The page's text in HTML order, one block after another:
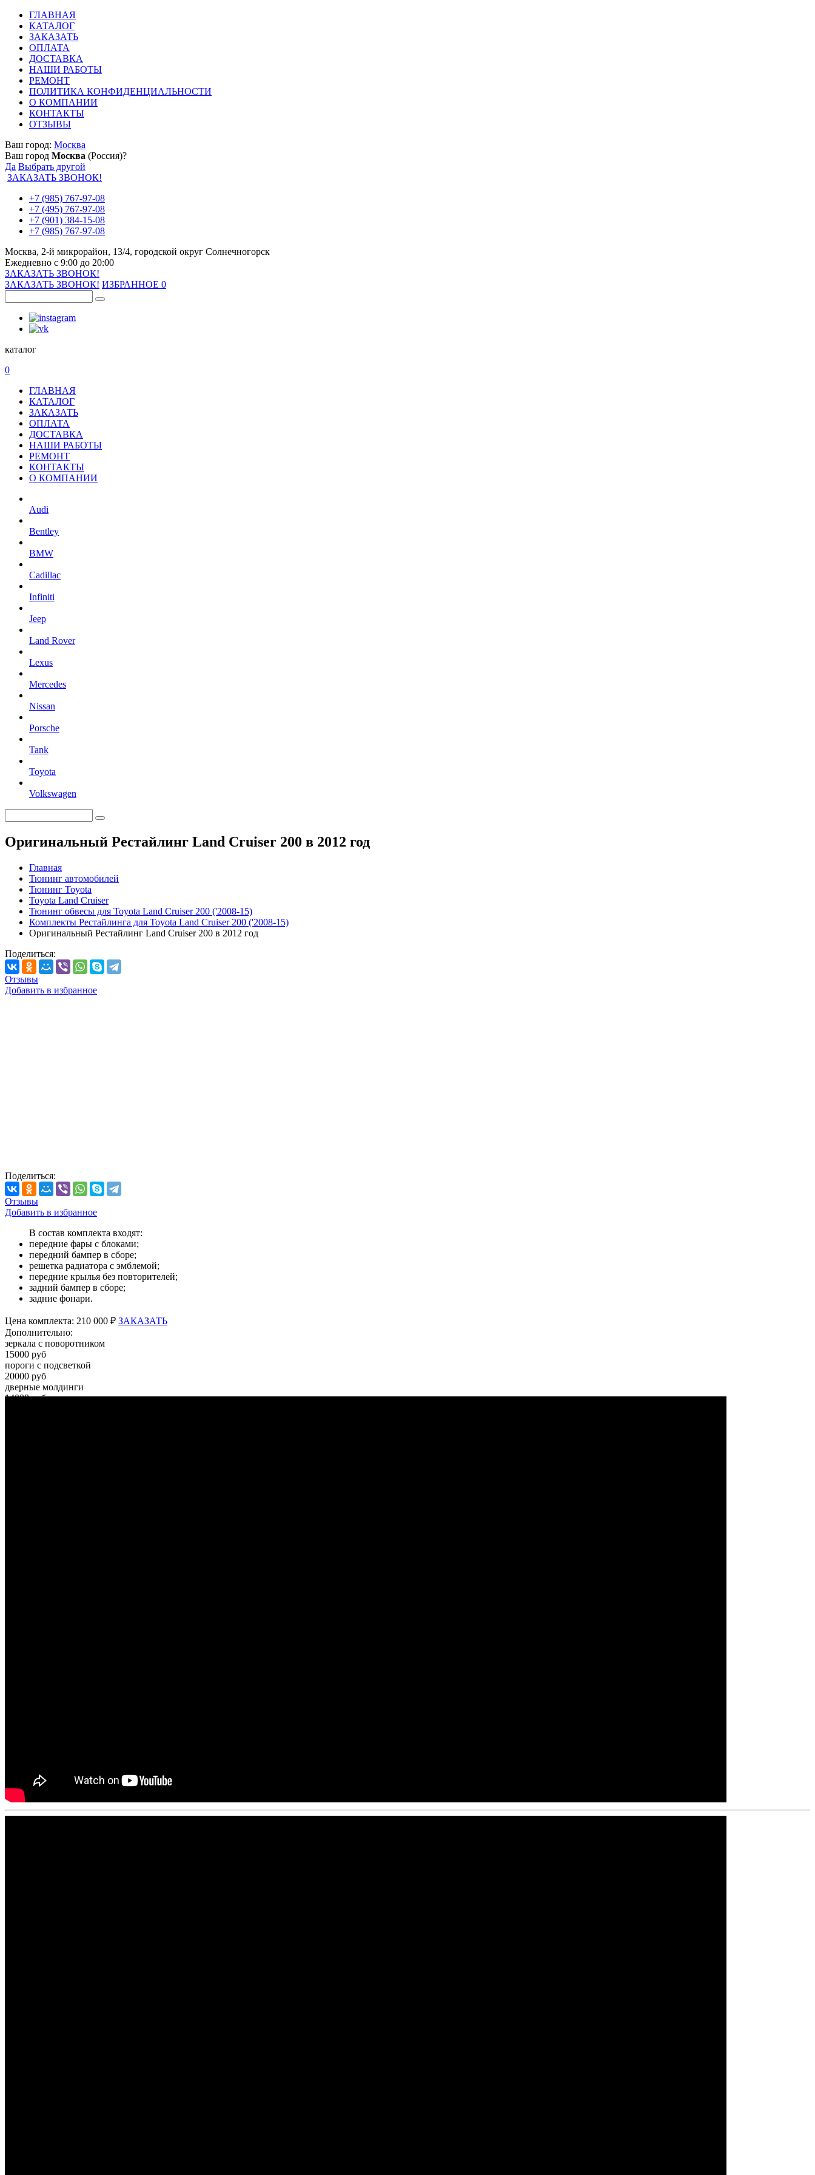
ГЛАВНАЯ
КАТАЛОГ
ЗАКАЗАТЬ
ОПЛАТА
ДОСТАВКА
НАШИ РАБОТЫ
РЕМОНТ
ПОЛИТИКА КОНФИДЕНЦИАЛЬНОСТИ
О КОМПАНИИ
КОНТАКТЫ
ОТЗЫВЫ
Ваш город: Москва
Ваш город Москва (Россия)?
Да Выбрать другой
ЗАКАЗАТЬ ЗВОНОК!
+7 (985) 767-97-08
+7 (495) 767-97-08
+7 (901) 384-15-08
+7 (985) 767-97-08
Москва, 2-й микрорайон, 13/4, городской округ Солнечногорск
Ежедневно с 9:00 до 20:00
ЗАКАЗАТЬ ЗВОНОК!
ЗАКАЗАТЬ ЗВОНОК! ИЗБРАННОЕ 0
каталог
0
ГЛАВНАЯ
КАТАЛОГ
ЗАКАЗАТЬ
ОПЛАТА
ДОСТАВКА
НАШИ РАБОТЫ
РЕМОНТ
КОНТАКТЫ
О КОМПАНИИ
Audi
Bentley
BMW
Cadillac
Infiniti
Jeep
Land Rover
Lexus
Mercedes
Nissan
Porsche
Tank
Toyota
Volkswagen
Оригинальный Рестайлинг Land Cruiser 200 в 2012 год
Главная
Тюнинг автомобилей
Тюнинг Toyota
Toyota Land Cruiser
Тюнинг обвесы для Toyota Land Cruiser 200 ('2008-15)
Комплекты Рестайлинга для Toyota Land Cruiser 200 ('2008-15)
Оригинальный Рестайлинг Land Cruiser 200 в 2012 год
Поделиться:
Отзывы
Добавить в избранное
Поделиться:
Отзывы
Добавить в избранное
В состав комплекта входят:
передние фары с блоками;
передний бампер в сборе;
решетка радиатора с эмблемой;
передние крылья без повторителей;
задний бампер в сборе;
задние фонари.
Цена комплекта: 210 000 ₽ ЗАКАЗАТЬ
Дополнительно:
зеркала с поворотником
15000 руб
пороги с подсветкой
20000 руб
дверные молдинги
14000 руб